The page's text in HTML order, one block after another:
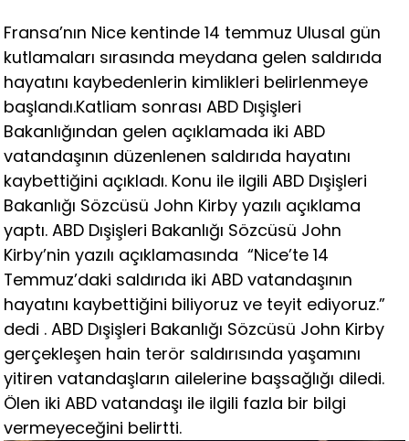
Fransa’nın Nice kentinde 14 temmuz Ulusal gün
kutlamaları sırasında meydana gelen saldırıda
hayatını kaybedenlerin kimlikleri belirlenmeye
başlandı.Katliam sonrası ABD Dışişleri
Bakanlığından gelen açıklamada iki ABD
vatandaşının düzenlenen saldırıda hayatını
kaybettiğini açıkladı. Konu ile ilgili ABD Dışişleri
Bakanlığı Sözcüsü John Kirby yazılı açıklama
yaptı. ABD Dışişleri Bakanlığı Sözcüsü John
Kirby’nin yazılı açıklamasında “Nice’te 14
Temmuz’daki saldırıda iki ABD vatandaşının
hayatını kaybettiğini biliyoruz ve teyit ediyoruz.”
dedi . ABD Dışişleri Bakanlığı Sözcüsü John Kirby
gerçekleşen hain terör saldırısında yaşamını
yitiren vatandaşların ailelerine başsağlığı diledi.
Ölen iki ABD vatandaşı ile ilgili fazla bir bilgi
vermeyeceğini belirtti.